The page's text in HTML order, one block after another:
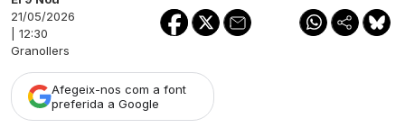
21/05/2026
| 12:30
Granollers
Afegeix-nos com a font
preferida a Google